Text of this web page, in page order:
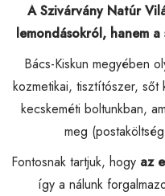
A Szivárvány Natúr
lemondásokról, hanem
Bács-Kiskun megyében
kozmetikai, tisztítószer, sőt
kecskeméti boltunkban,
meg
Fontosnak tartjuk, hogy az
így a nálunk